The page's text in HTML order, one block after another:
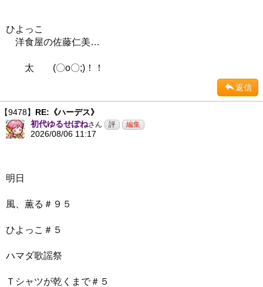
ひよっこ
洋食屋の佐藤仁美…
太 (〇o〇;)！！
返信
【9478】 RE:《ハーデス》
初代ゆるせぽねさん
2026/08/06 11:17
明日
風、薫る＃９５
ひよっこ＃５
ハマダ歌謡祭
Ｔシャツが乾くまで＃５